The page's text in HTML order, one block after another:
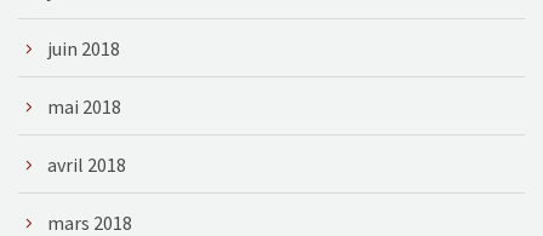
juin 2018
mai 2018
avril 2018
mars 2018